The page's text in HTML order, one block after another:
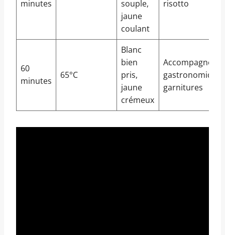
minutes
souple,
jaune
coulant
risotto
60
minutes
65°C
Blanc
bien
pris,
jaune
crémeux
gastronomique,
garnitures